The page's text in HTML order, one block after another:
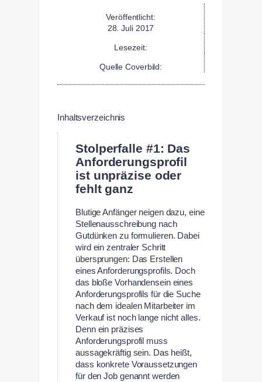
Veröffentlicht:
28. Juli 2017
Lesezeit:
Quelle Coverbild:
Inhaltsverzeichnis
Stolperfalle #1: Das
Anforderungsprofil
ist unpräzise oder
fehlt ganz
Blutige Anfänger neigen dazu, eine
Stellenausschreibung nach
Gutdünken zu formulieren. Dabei
wird ein zentraler Schritt
übersprungen: Das Erstellen
eines Anforderungsprofils. Doch
das bloße Vorhandensein eines
Anforderungsprofils für die Suche
nach dem idealen Mitarbeiter im
Verkauf ist noch lange nicht alles.
Denn ein präzises
Anforderungsprofil muss
aussagekräftig sein. Das heißt,
dass konkrete Voraussetzungen
für den Job genannt werden